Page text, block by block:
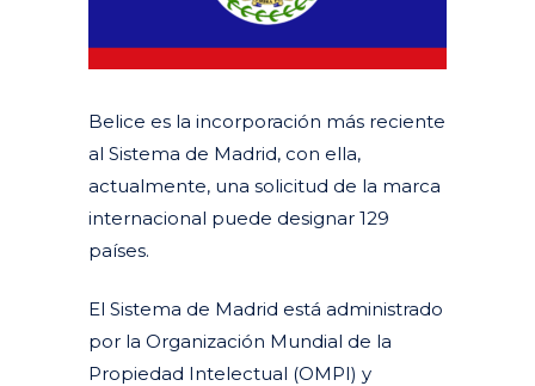
Belice es la incorporación más reciente
al Sistema de Madrid, con ella,
actualmente, una solicitud de la marca
internacional puede designar 129
países.
El Sistema de Madrid está administrado
por la Organización Mundial de la
Propiedad Intelectual (OMPI) y